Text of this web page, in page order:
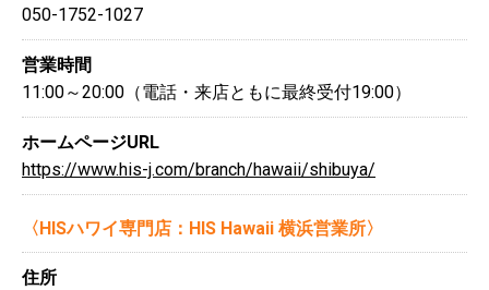
050-1752-1027
営業時間
11:00～20:00（電話・来店ともに最終受付19:00）
ホームページURL
https://www.his-j.com/branch/hawaii/shibuya/
〈HISハワイ専門店：HIS Hawaii 横浜営業所〉
住所